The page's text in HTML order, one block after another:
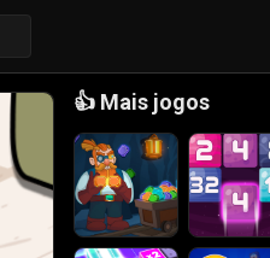
👍 Mais jogos